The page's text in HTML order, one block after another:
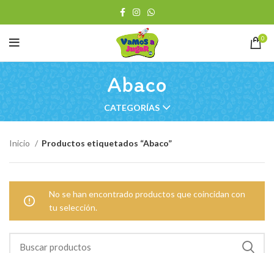
0
Abaco
CATEGORÍAS
Inicio Productos etiquetados “Abaco”
No se han encontrado productos que coincidan con
tu selección.